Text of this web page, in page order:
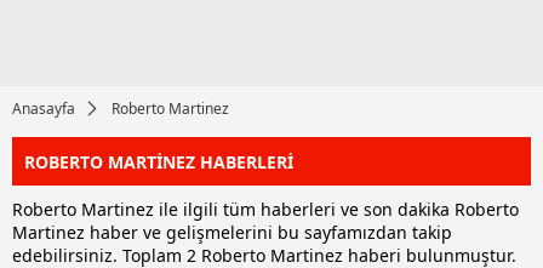
Anasayfa Roberto Martinez
ROBERTO MARTİNEZ HABERLERİ
Roberto Martinez ile ilgili tüm haberleri ve son dakika Roberto
Martinez haber ve gelişmelerini bu sayfamızdan takip
edebilirsiniz. Toplam 2 Roberto Martinez haberi bulunmuştur.